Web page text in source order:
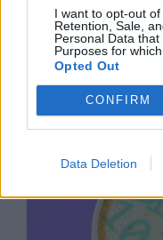
I want to opt-out of
Retention, Sale,
Personal Data
Purposes for
Opted Out
CONFIRM
Data Deletion
Древен храм
откриха под
Полша
07.08.2026 / 16:00